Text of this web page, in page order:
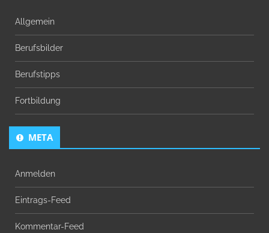
Allgemein
Berufsbilder
Berufstipps
Fortbildung
META
Anmelden
Eintrags-Feed
Kommentar-Feed